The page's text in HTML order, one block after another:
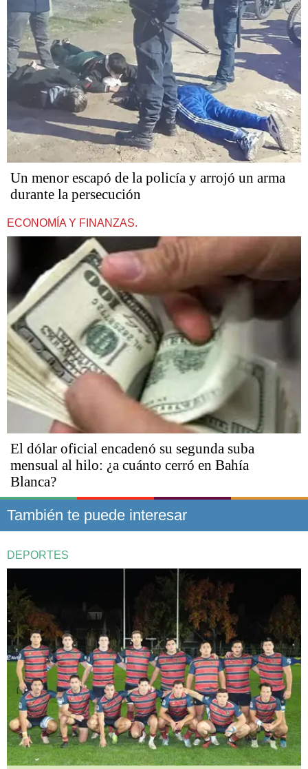
Un menor escapó de la policía y arrojó un arma
durante la persecución
ECONOMÍA Y FINANZAS.
El dólar oficial encadenó su segunda suba
mensual al hilo: ¿a cuánto cerró en Bahía
Blanca?
También te puede interesar
DEPORTES